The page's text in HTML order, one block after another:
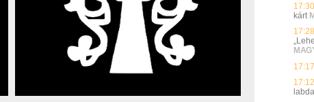
17:30
kárt
17:28
17:17
17:12